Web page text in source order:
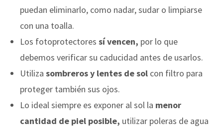
puedan eliminarlo, como nadar, sudar o limpiarse
con una toalla.
Los fotoprotectores sí vencen, por lo que
debemos verificar su caducidad antes de usarlos.
Utilizasombreros y lentes de sol con filtro para
proteger también sus ojos.
Lo ideal siempre es exponer al sol la menor
cantidad de piel posible, utilizar poleras de agua